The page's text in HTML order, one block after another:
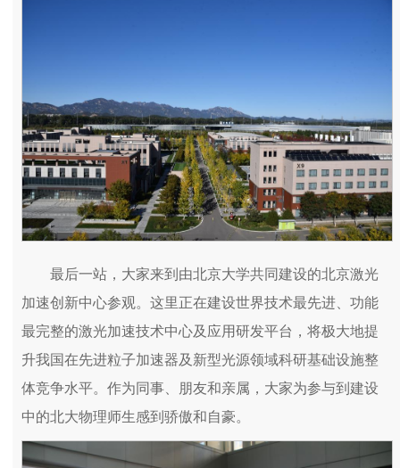
最后一站，大家来到由北京大学共同建设的北京激光
加速创新中心参观。这里正在建设世界技术最先进、功能
最完整的激光加速技术中心及应用研发平台，将极大地提
升我国在先进粒子加速器及新型光源领域科研基础设施整
体竞争水平。作为同事、朋友和亲属，大家为参与到建设
中的北大物理师生感到骄傲和自豪。